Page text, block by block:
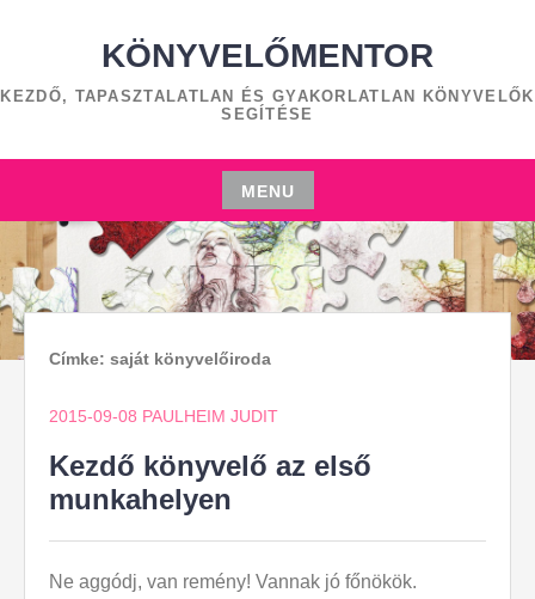
KÖNYVELŐMENTOR
KEZDŐ, TAPASZTALATLAN ÉS GYAKORLATLAN KÖNYVELŐK
SEGÍTÉSE
MENU
Skip
to
content
Címke: saját könyvelőiroda
2015-09-08 PAULHEIM JUDIT
Kezdő könyvelő az első
munkahelyen
Ne aggódj, van remény! Vannak jó főnökök.